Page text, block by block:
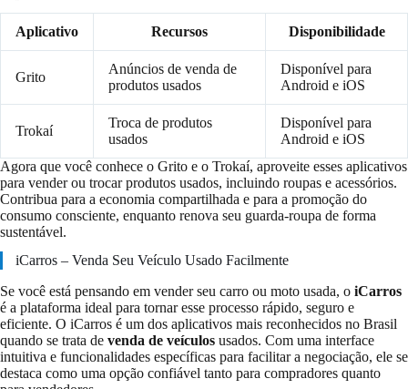
Aplicativo Recursos Disponibilidade
Grito
Anúncios de venda de
produtos usados
Disponível para
Android e iOS
Trokaí
Troca de produtos
usados
Disponível para
Android e iOS
Agora que você conhece o Grito e o Trokaí, aproveite esses aplicativos
para vender ou trocar produtos usados, incluindo roupas e acessórios.
Contribua para a economia compartilhada e para a promoção do
consumo consciente, enquanto renova seu guarda-roupa de forma
sustentável.
iCarros – Venda Seu Veículo Usado Facilmente
Se você está pensando em vender seu carro ou moto usada, o iCarros
é a plataforma ideal para tornar esse processo rápido, seguro e
eficiente. O iCarros é um dos aplicativos mais reconhecidos no Brasil
quando se trata de venda de veículos usados. Com uma interface
intuitiva e funcionalidades específicas para facilitar a negociação, ele se
destaca como uma opção confiável tanto para compradores quanto